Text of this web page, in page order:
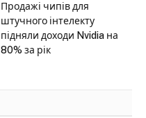
Продажі чипів для
штучного інтелекту
підняли доходи Nvidia на
80% за рік